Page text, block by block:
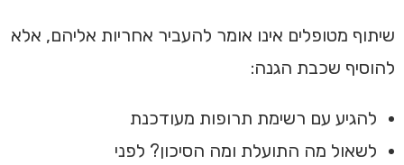
שיתוף מטופלים אינו אומר להעביר אחריות אליהם, אלא
להוסיף שכבת הגנה:
להגיע עם רשימת תרופות מעודכנת
לשאול מה התועלת ומה הסיכון? לפני